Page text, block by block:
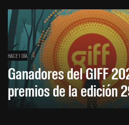
HACE 1 DÍA
Ganadores del GIFF
premios de la edición